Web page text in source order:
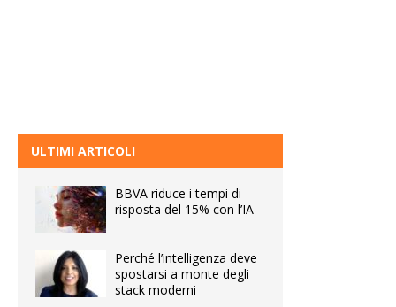
ULTIMI ARTICOLI
BBVA riduce i tempi di
risposta del 15% con l’IA
Perché l’intelligenza deve
spostarsi a monte degli
stack moderni